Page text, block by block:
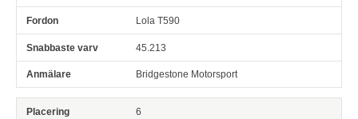
Lola T590
45.213
Bridgestone Motorsport
6